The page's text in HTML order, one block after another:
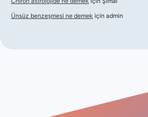
Ünsüz benzeşmesi ne demek için admin